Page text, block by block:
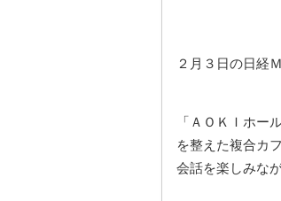
２月３日の日経
「ＡＯＫＩホー
を整えた複合カ
会話を楽しみな